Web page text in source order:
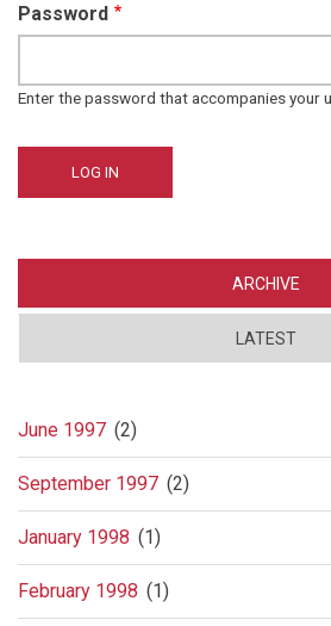
Password
Enter the password that accompanies your
ARCHIVE
LATEST
June 1997 (2)
September 1997 (2)
January 1998 (1)
February 1998 (1)